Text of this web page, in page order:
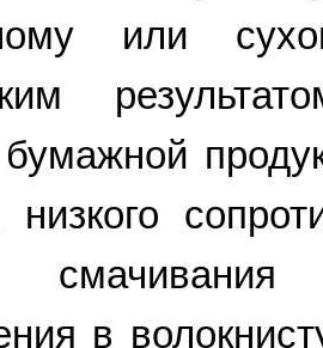
или
бумажной
низкого
в